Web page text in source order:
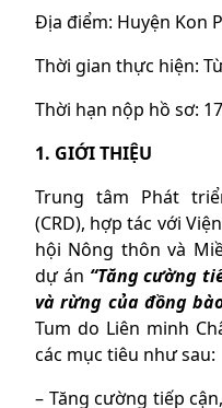
Địa điểm: Huyện Kon
Thời gian thực hiện:
Thời hạn nộp hồ sơ:
1. GIỚI THIỆU
Trung tâm Phát
(CRD), hợp tác với
hội Nông thôn và
dự án “Tăng cường
và rừng của đồng
Tum do Liên minh
các mục tiêu như sau:
– Tăng cường tiếp